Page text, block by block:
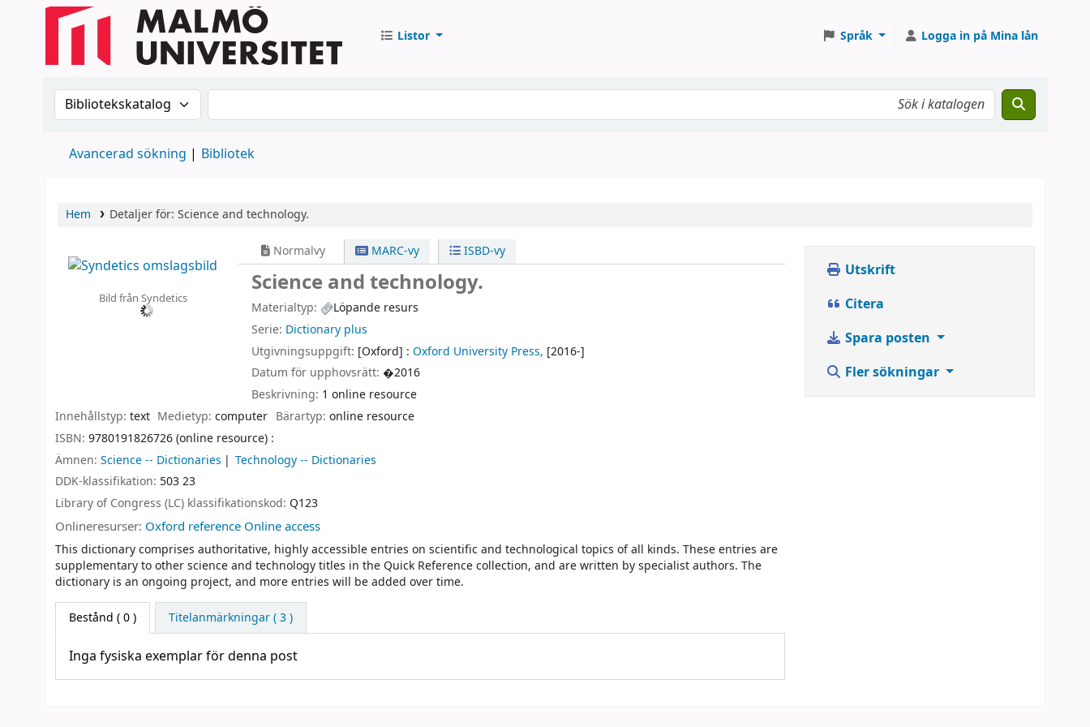
Listor Språk Logga in på Mina lån
Sök i katalogen efter:Sök i katalogen
Avancerad sökning Bibliotek
Hem Detaljer för: Science and technology.
Bild från Syndetics
Normalvy MARC-vy ISBD-vy
Science and technology.
Materialtyp:
Löpande resurs
Serie: Dictionary plus
Utgivningsuppgift: [Oxford] : Oxford University Press, [2016-]
Datum för upphovsrätt:�2016
Beskrivning: 1 online resource
Innehållstyp: text Medietyp:computer Bärartyp: online resource
ISBN: 9780191826726 (online resource) :
Ämnen: Science -- Dictionaries
Technology -- Dictionaries
DDK-klassifikation: 503 23
Library of Congress (LC) klassifikationskod: Q123
Onlineresurser: Oxford reference Online access
This dictionary comprises authoritative, highly accessible entries on scientific and technological topics of all kinds. These entries are
supplementary to other science and technology titles in the Quick Reference collection, and are written by specialist authors. The
dictionary is an ongoing project, and more entries will be added over time.
Bestånd ( 0 ) Titelanmärkningar ( 3 )
Inga fysiska exemplar för denna post
Utskrift
Citera
Spara posten
Fler sökningar